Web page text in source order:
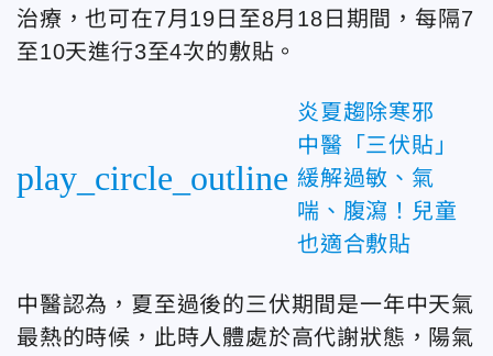
治療，也可在7月19日至8月18日期間，每隔7
至10天進行3至4次的敷貼。
play_circle_outline
炎夏趨除寒邪
中醫「三伏貼」
緩解過敏、氣
喘、腹瀉！兒童
也適合敷貼
中醫認為，夏至過後的三伏期間是一年中天氣
最熱的時候，此時人體處於高代謝狀態，陽氣